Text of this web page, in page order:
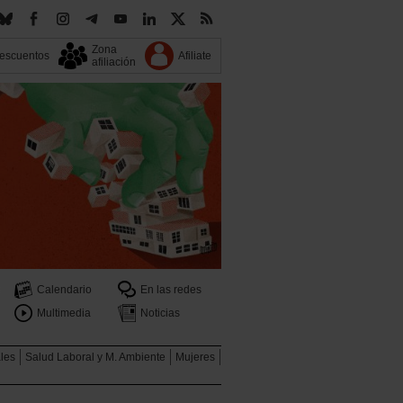
Zona
afiliación
Afiliate
Calendario
En las redes
Multimedia Noticias
Salud Laboral y M. Ambiente
Mujeres